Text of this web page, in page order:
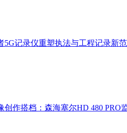
5G记录仪重塑执法与工程记录新
创作搭档：森海塞尔HD 480 PRO